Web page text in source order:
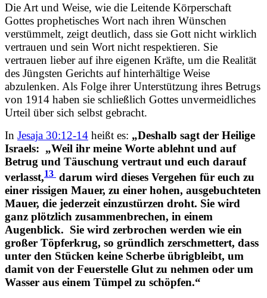
Die Art und Weise, wie die Leitende Körperschaft
Gottes prophetisches Wort nach ihren Wünschen
verstümmelt, zeigt deutlich, dass sie Gott nicht wirklich
vertrauen und sein Wort nicht respektieren. Sie
vertrauen lieber auf ihre eigenen Kräfte, um die Realität
des Jüngsten Gerichts auf hinterhältige Weise
abzulenken. Als Folge ihrer Unterstützung ihres Betrugs
von 1914 haben sie schließlich Gottes unvermeidliches
Urteil über sich selbst gebracht.
In Jesaja 30:12-14 heißt es: „Deshalb sagt der Heilige
Israels: „Weil ihr meine Worte ablehnt und auf
Betrug und Täuschung vertraut und euch darauf
verlasst,13 darum wird dieses Vergehen für euch zu
einer rissigen Mauer, zu einer hohen, ausgebuchteten
Mauer, die jederzeit einzustürzen droht. Sie wird
ganz plötzlich zusammenbrechen, in einem
Augenblick. Sie wird zerbrochen werden wie ein
großer Töpferkrug, so gründlich zerschmettert, dass
unter den Stücken keine Scherbe übrigbleibt, um
damit von der Feuerstelle Glut zu nehmen oder um
Wasser aus einem Tümpel zu schöpfen.“